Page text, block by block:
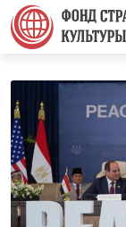
Перейти
основному
содержанию
Основная